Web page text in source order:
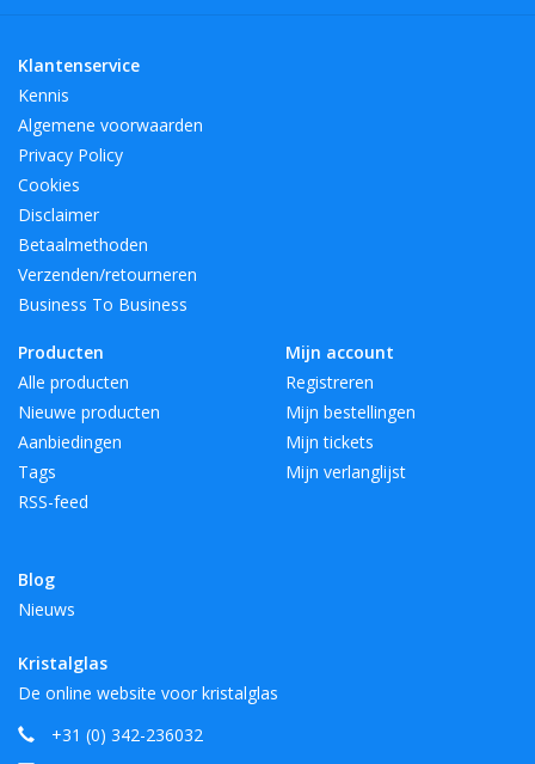
Klantenservice
Kennis
Algemene voorwaarden
Privacy Policy
Cookies
Disclaimer
Betaalmethoden
Verzenden/retourneren
Business To Business
Producten
Alle producten
Nieuwe producten
Aanbiedingen
Tags
RSS-feed
Blog
Nieuws
Mijn account
Registreren
Mijn bestellingen
Mijn tickets
Mijn verlanglijst
Kristalglas
De online website voor kristalglas
+31 (0) 342-236032